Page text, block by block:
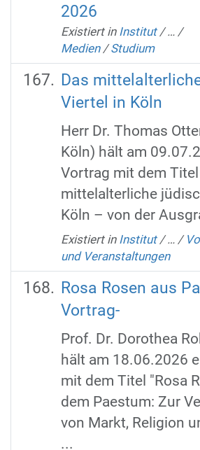
2026
Existiert in Institut /… /
Medien /Studium
Das
Viertel in Köln
Herr Dr. Thomas
Köln) hält am
Vortrag mit dem Titel
mittelalterliche
Köln – von der
Existiert in Institut /… /
und Veranstaltungen
Rosa Rosen aus
Vortrag-
Prof. Dr. Dorothea
hält am 18.06.2026
mit dem Titel "Rosa
dem Paestum: Zur
von Markt, Religion
...